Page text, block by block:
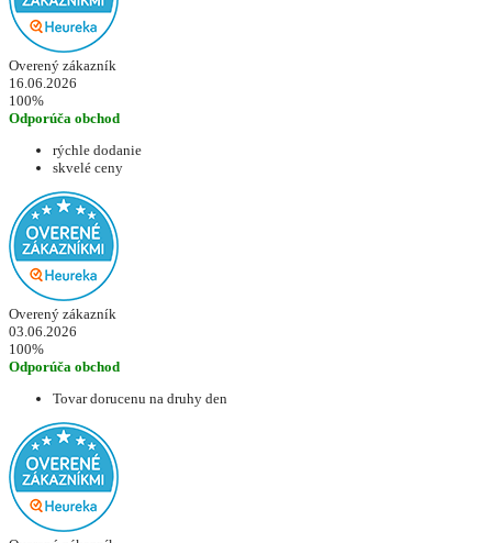
Overený zákazník
16.06.2026
100%
Odporúča obchod
rýchle dodanie
skvelé ceny
Overený zákazník
03.06.2026
100%
Odporúča obchod
Tovar dorucenu na druhy den